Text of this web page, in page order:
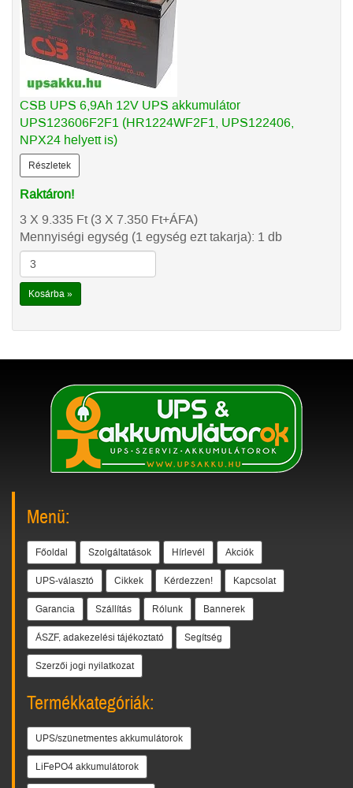
CSB UPS 6,9Ah 12V UPS akkumulátor
UPS123606F2F1 (HR1224WF2F1, UPS122406,
NPX24 helyett is)
Részletek
Raktáron!
3 X 9.335 Ft(3 X 7.350 Ft+ÁFA)
Mennyiségi egység (1 egység ezt takarja): 1 db
Kosárba »
Menü:
Főoldal Szolgáltatások Hírlevél Akciók
UPS-választó Cikkek Kérdezzen! Kapcsolat
Garancia Szállítás Rólunk Bannerek
ÁSZF, adakezelési tájékoztató Segítség
Szerzői jogi nyilatkozat
Termékkategóriák:
UPS/szünetmentes akkumulátorok
LiFePO4 akkumulátorok